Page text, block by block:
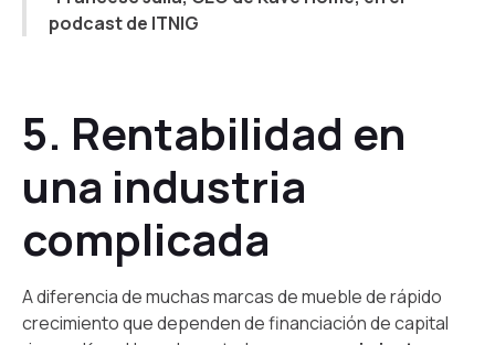
podcast de ITNIG
5. Rentabilidad en
una industria
complicada
A diferencia de muchas marcas de mueble de rápido
crecimiento que dependen de financiación de capital